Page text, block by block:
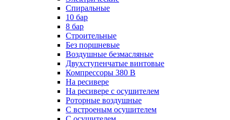
Спиральные
10 бар
8 бар
Cтроительные
Без поршневые
Воздушные безмасляные
Двухступенчатые винтовые
Компрессоры 380 В
На ресивере
На ресивере с осушителем
Роторные воздушные
С встроеным осушителем